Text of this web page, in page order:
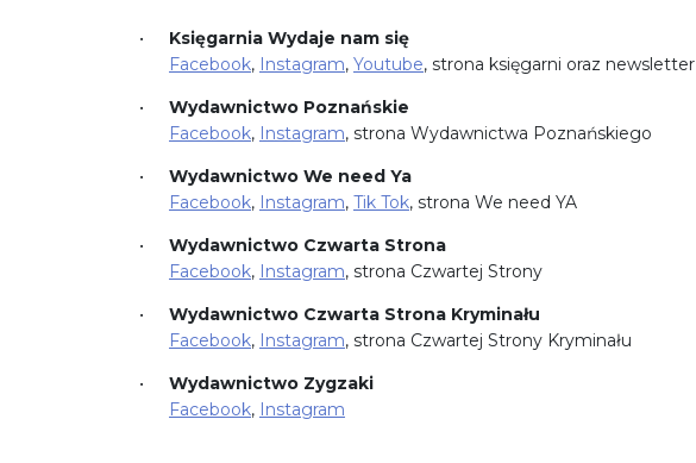
Księgarnia Wydaje nam się
Facebook, Instagram, Youtube, strona księgarni oraz newsletter
Wydawnictwo Poznańskie
Facebook, Instagram, strona Wydawnictwa Poznańskiego
Wydawnictwo We need Ya
Facebook, Instagram, Tik Tok, strona We need YA
Wydawnictwo Czwarta Strona
Facebook, Instagram, strona Czwartej Strony
Wydawnictwo Czwarta Strona Kryminału
Facebook, Instagram, strona Czwartej Strony Kryminału
Wydawnictwo Zygzaki
Facebook, Instagram